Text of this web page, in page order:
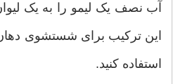
آب نصف یک لیمو را به یک
این ترکیب برای شستشوی
استفاده کنید.